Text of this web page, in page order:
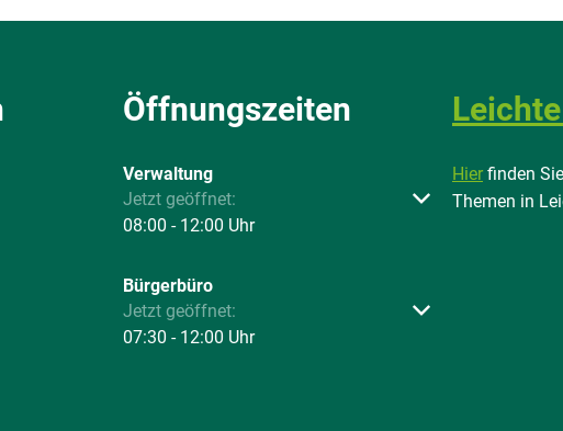
Öffnungszeiten
Verwaltung
Klicken, um weitere Öffnungs- oder Schließzeiten
Jetzt geöffnet:
08:00 - 12:00 Uhr
Bürgerbüro
Klicken, um weitere Öffnungs- oder Schließzeiten
Jetzt geöffnet:
07:30 - 12:00 Uhr
Hier finden
Themen in